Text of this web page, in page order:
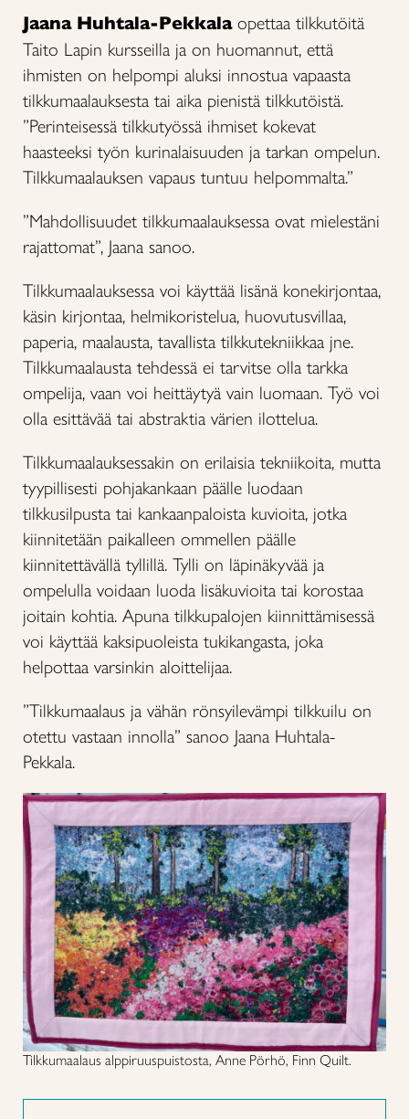
Jaana Huhtala-Pekkalaopettaa tilkkutöitä
Taito Lapin kursseilla ja on huomannut, että
ihmisten on helpompi aluksi innostua vapaasta
tilkkumaalauksesta tai aika pienistä tilkkutöistä.
”Perinteisessä tilkkutyössä ihmiset kokevat
haasteeksi työn kurinalaisuuden ja tarkan ompelun.
Tilkkumaalauksen vapaus tuntuu helpommalta.”
”Mahdollisuudet tilkkumaalauksessa ovat mielestäni
rajattomat”, Jaana sanoo.
Tilkkumaalauksessa voi käyttää lisänä konekirjontaa,
käsin kirjontaa, helmikoristelua, huovutusvillaa,
paperia, maalausta, tavallista tilkkutekniikkaa jne.
Tilkkumaalausta tehdessä ei tarvitse olla tarkka
ompelija, vaan voi heittäytyä vain luomaan. Työ voi
olla esittävää tai abstraktia värien ilottelua.
Tilkkumaalauksessakin on erilaisia tekniikoita, mutta
tyypillisesti pohjakankaan päälle luodaan
tilkkusilpusta tai kankaanpaloista kuvioita, jotka
kiinnitetään paikalleen ommellen päälle
kiinnitettävällä tyllillä. Tylli on läpinäkyvää ja
ompelulla voidaan luoda lisäkuvioita tai korostaa
joitain kohtia. Apuna tilkkupalojen kiinnittämisessä
voi käyttää kaksipuoleista tukikangasta, joka
helpottaa varsinkin aloittelijaa.
”Tilkkumaalaus ja vähän rönsyilevämpi tilkkuilu on
otettu vastaan innolla” sanoo Jaana Huhtala-
Pekkala.
Tilkkumaalaus alppiruuspuistosta, Anne Pörhö, Finn Quilt.